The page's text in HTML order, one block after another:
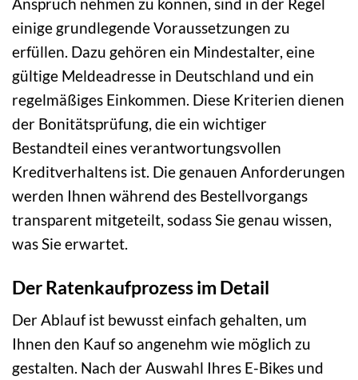
einige grundlegende Voraussetzungen zu
erfüllen. Dazu gehören ein Mindestalter, eine
gültige Meldeadresse in Deutschland und ein
regelmäßiges Einkommen. Diese Kriterien dienen
der Bonitätsprüfung, die ein wichtiger
Bestandteil eines verantwortungsvollen
Kreditverhaltens ist. Die genauen Anforderungen
werden Ihnen während des Bestellvorgangs
transparent mitgeteilt, sodass Sie genau wissen,
was Sie erwartet.
Der Ratenkaufprozess im Detail
Der Ablauf ist bewusst einfach gehalten, um
Ihnen den Kauf so angenehm wie möglich zu
gestalten. Nach der Auswahl Ihres E-Bikes und